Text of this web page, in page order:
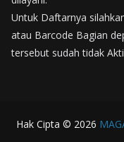
Untuk Daftarnya
atau Barcode Bagian
tersebut sudah tidak
Hak Cipta © 2026